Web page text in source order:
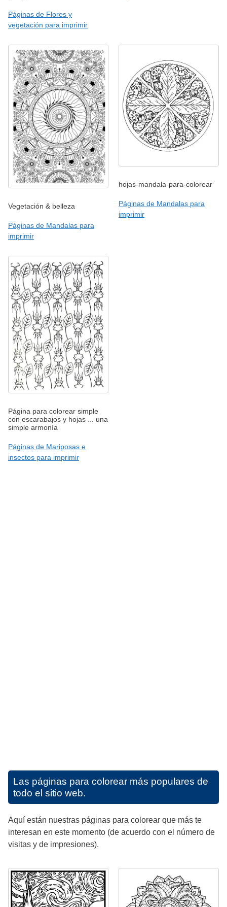
Páginas de Flores y
vegetación para imprimir
Vegetación & belleza
Páginas de Mandalas para
imprimir
hojas-mandala-para-colorear
Páginas de Mandalas para
imprimir
Página para colorear simple
con escarabajos y hojas ... una
simple armonía
Páginas de Mariposas e
insectos para imprimir
Las páginas para colorear más populares de
todo el sitio web.
Aquí están nuestras páginas para colorear que más te
interesan en este momento (de acuerdo con el número de
visitas y de impresiones).